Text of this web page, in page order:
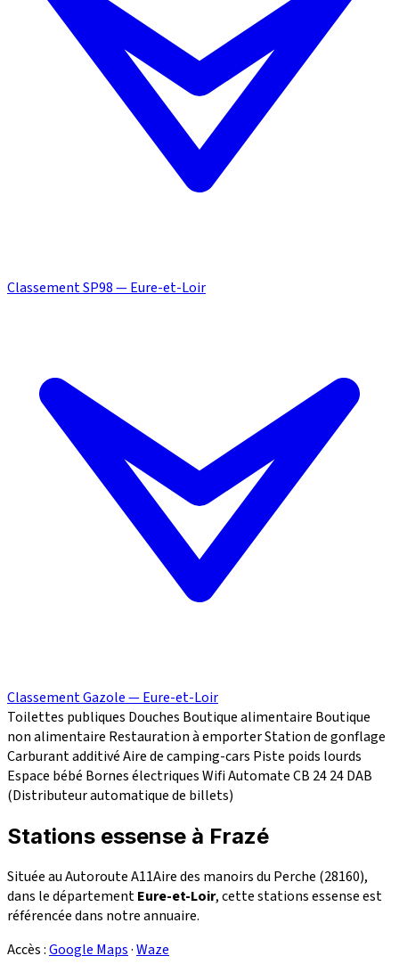
Classement SP98 — Eure-et-Loir
Classement Gazole — Eure-et-Loir
Toilettes publiques Douches Boutique alimentaire Boutique
non alimentaire Restauration à emporterStation de gonflage
Carburant additivéAire de camping-cars Piste poids lourds
Espace bébé Bornes électriquesWifiAutomate CB 2424DAB
(Distributeur automatique de billets)
Stations essense à Frazé
Située au Autoroute A11Aire des manoirs du Perche (28160),
dans le départementEure-et-Loir, cette stations essense est
référencée dans notre annuaire.
Accès :Google Maps·Waze